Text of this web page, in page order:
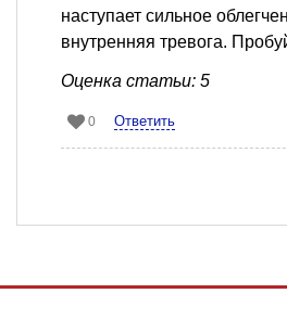
наступает сильное
внутренняя тревога.
Оценка статьи: 5
0 Ответить